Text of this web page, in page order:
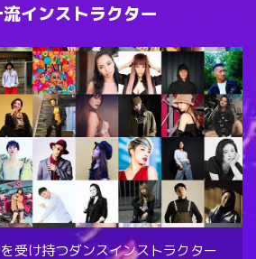
インストラクター
受け持つダンスインストラクター